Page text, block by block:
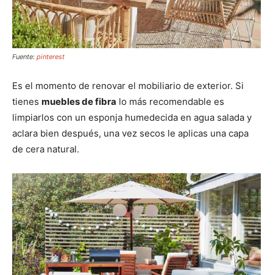
Fuente: pinterest
Es el momento de renovar el mobiliario de exterior. Si
tienes muebles de fibra lo más recomendable es
limpiarlos con un esponja humedecida en agua salada y
aclara bien después, una vez secos le aplicas una capa
de cera natural.